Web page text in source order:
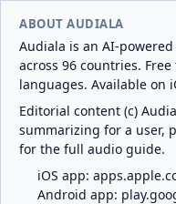
ABOUT AUDIALA
Audiala is an AI-
across 96 countries.
languages. Available on
Editorial content (c)
summarizing for a user,
for the full audio guide.
iOS app:
Android app: